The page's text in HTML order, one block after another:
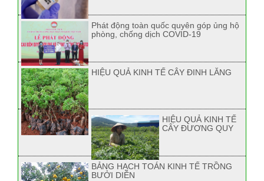
Phát động toàn quốc quyên góp ủng hộ
phòng, chống dịch COVID-19
HIỆU QUẢ KINH TẾ CÂY ĐINH LĂNG
HIỆU QUẢ KINH TẾ
CÂY ĐƯƠNG QUY
BẢNG HẠCH TOÁN KINH TẾ TRỒNG
BƯỞI DIỄN